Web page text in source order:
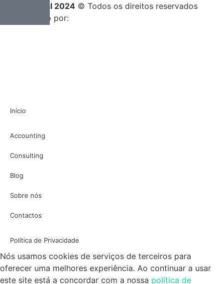
Entrega Total 2024 © Todos os direitos reservados
Desenvolvido por:
Início
Accounting
Consulting
Blog
Sobre nós
Contactos
Política de Privacidade
Nós usamos cookies de serviços de terceiros para
oferecer uma melhores experiência. Ao continuar a usar
este site está a concordar com a nossa política de